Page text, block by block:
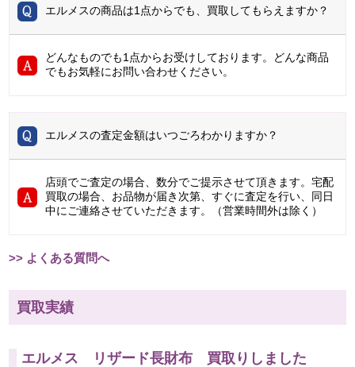
エルメスの商品は1点からでも、買取してもらえますか？
どんなものでも1点からお受けしております。どんな商品
でもお気軽にお問い合わせください。
エルメスの査定金額はいつごろわかりますか？
店頭でご査定の場合、数分でご提示させて頂きます。宅配
買取の場合、お品物が届き次第、すぐに査定を行い、同日
中にご連絡させていただきます。（営業時間外は除く）
>> よくある質問へ
買取実績
エルメス リザード長財布 買取りしました